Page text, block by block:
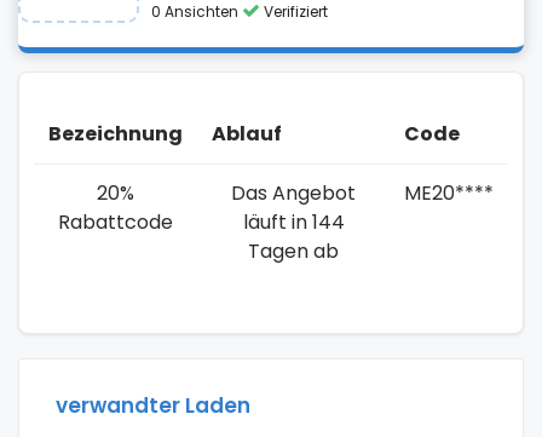
0 Ansichten
Verifiziert
Bezeichnung Ablauf Code
20%
Rabattcode
Das Angebot
läuft in 144
Tagen ab
ME20****
verwandter Laden